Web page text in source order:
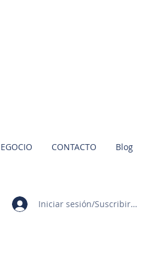
CONTACTO Blog
Iniciar sesión/Suscribirme